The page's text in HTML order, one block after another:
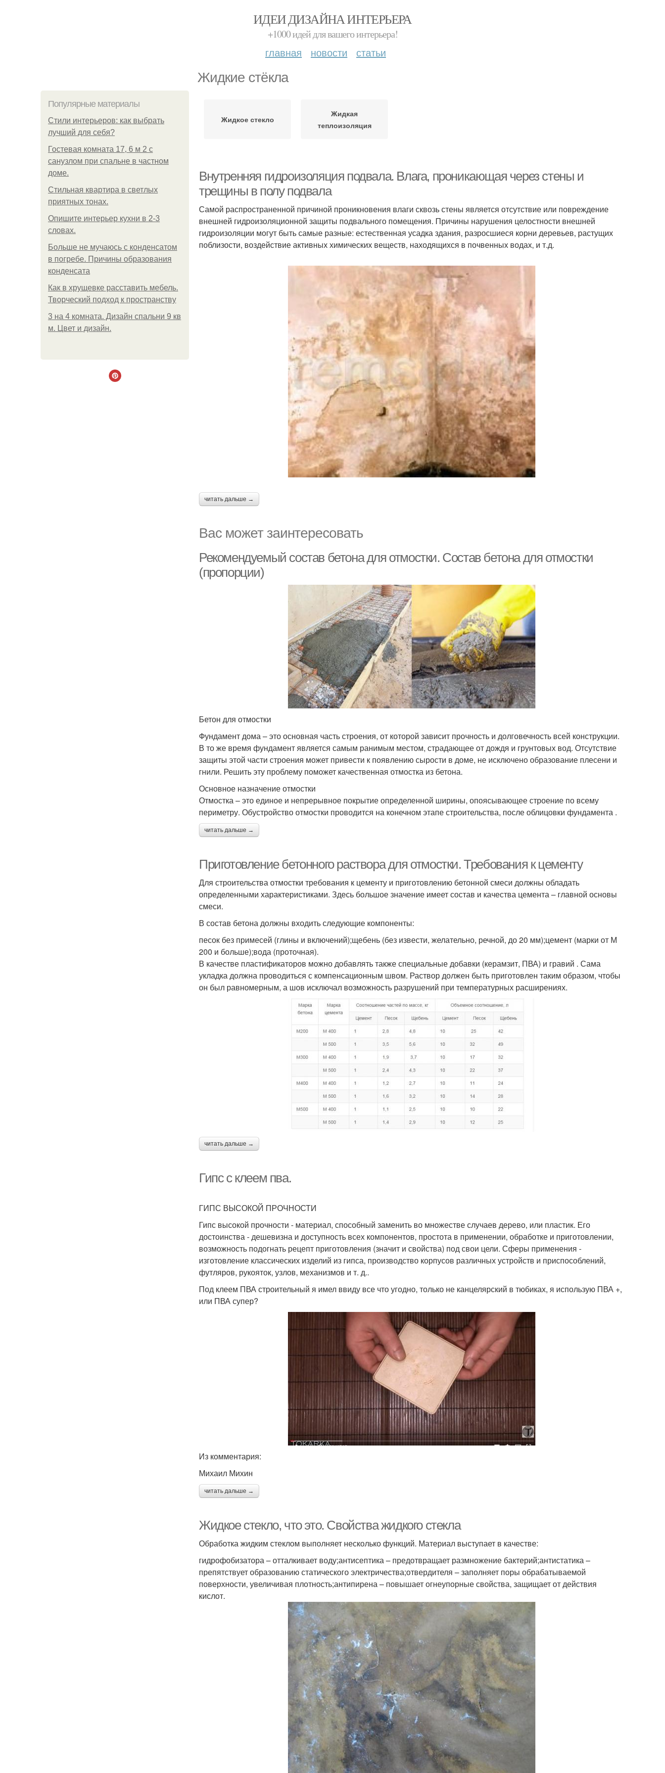
ИДЕИ ДИЗАЙНА ИНТЕРЬЕРА
+1000 идей для вашего интерьера!
главная новости статьи
Жидкие стёкла
Популярные материалы
Стили интерьеров: как выбрать
лучший для себя?
Гостевая комната 17, 6 м 2 с
санузлом при спальне в частном
доме.
Стильная квартира в светлых
приятных тонах.
Опишите интерьер кухни в 2-3
словах.
Больше не мучаюсь с конденсатом
в погребе. Причины образования
конденсата
Как в хрущевке расставить мебель.
Творческий подход к пространству
3 на 4 комната. Дизайн спальни 9 кв
м. Цвет и дизайн.
Жидкое стекло
Жидкая
теплоизоляция
Внутренняя гидроизоляция подвала. Влага, проникающая через стены и
трещины в полу подвала
Самой распространенной причиной проникновения влаги сквозь стены является отсутствие или повреждение
внешней гидроизоляционной защиты подвального помещения. Причины нарушения целостности внешней
гидроизоляции могут быть самые разные: естественная усадка здания, разросшиеся корни деревьев, растущих
поблизости, воздействие активных химических веществ, находящихся в почвенных водах, и т.д.
читать дальше →
Вас может заинтересовать
Рекомендуемый состав бетона для отмостки. Состав бетона для отмостки
(пропорции)
Бетон для отмостки
Фундамент дома – это основная часть строения, от которой зависит прочность и долговечность всей конструкции.
В то же время фундамент является самым ранимым местом, страдающее от дождя и грунтовых вод. Отсутствие
защиты этой части строения может привести к появлению сырости в доме, не исключено образование плесени и
гнили. Решить эту проблему поможет качественная отмостка из бетона.
Основное назначение отмостки
Отмостка – это единое и непрерывное покрытие определенной ширины, опоясывающее строение по всему
периметру. Обустройство отмостки проводится на конечном этапе строительства, после облицовки фундамента .
читать дальше →
Приготовление бетонного раствора для отмостки. Требования к цементу
Для строительства отмостки требования к цементу и приготовлению бетонной смеси должны обладать
определенными характеристиками. Здесь большое значение имеет состав и качества цемента – главной основы
смеси.
В состав бетона должны входить следующие компоненты:
песок без примесей (глины и включений);щебень (без извести, желательно, речной, до 20 мм);цемент (марки от М
200 и больше);вода (проточная).
В качестве пластификаторов можно добавлять также специальные добавки (керамзит, ПВА) и гравий . Сама
укладка должна проводиться с компенсационным швом. Раствор должен быть приготовлен таким образом, чтобы
он был равномерным, а шов исключал возможность разрушений при температурных расширениях.
читать дальше →
Гипс с клеем пва.
ГИПС ВЫСОКОЙ ПРОЧНОСТИ
Гипс высокой прочности - материал, способный заменить во множестве случаев дерево, или пластик. Его
достоинства - дешевизна и доступность всех компонентов, простота в применении, обработке и приготовлении,
возможность подогнать рецепт приготовления (значит и свойства) под свои цели. Сферы применения -
изготовление классических изделий из гипса, производство корпусов различных устройств и приспособлений,
футляров, рукояток, узлов, механизмов и т. д..
Под клеем ПВА строительный я имел ввиду все что угодно, только не канцелярский в тюбиках, я использую ПВА +,
или ПВА супер?
Из комментария:
Михаил Михин
читать дальше →
Жидкое стекло, что это. Свойства жидкого стекла
Обработка жидким стеклом выполняет несколько функций. Материал выступает в качестве:
гидрофобизатора – отталкивает воду;антисептика – предотвращает размножение бактерий;антистатика –
препятствует образованию статического электричества;отвердителя – заполняет поры обрабатываемой
поверхности, увеличивая плотность;антипирена – повышает огнеупорные свойства, защищает от действия
кислот.